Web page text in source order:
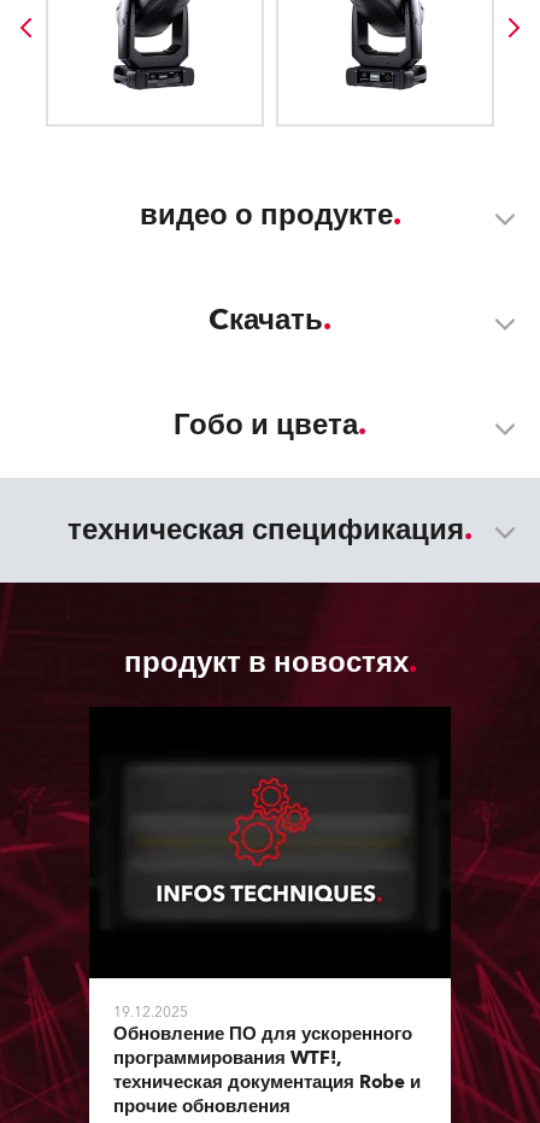
видео о продукте
Cкачать
Гобо и цвета
техническая спецификация
продукт в новостях
19.12.2025
Обновление ПО для ускоренного
программирования WTF!,
техническая документация Robe и
прочие обновления